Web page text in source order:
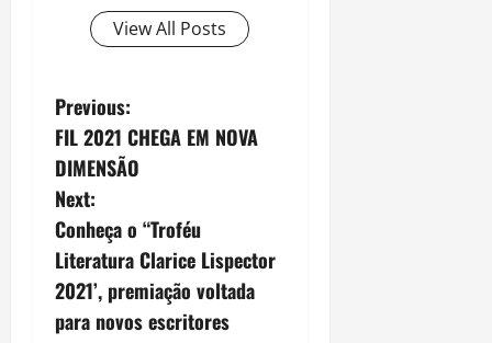
View All Posts
P
o
s
t
n
Previous:
FIL 2021 CHEGA EM NOVA
DIMENSÃO
Next:
Conheça o “Troféu
Literatura Clarice Lispector
2021’, premiação voltada
para novos escritores